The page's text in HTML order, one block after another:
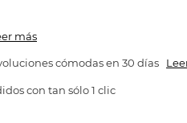
más
cómodas en 30 días
con tan sólo 1 clic